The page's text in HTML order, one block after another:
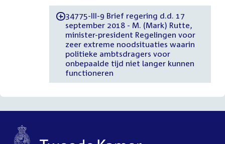
-34775-III-9 Brief regering d.d. 17
september 2018 - M. (Mark) Rutte,
minister-president Regelingen voor
zeer extreme noodsituaties waarin
politieke ambtsdragers voor
onbepaalde tijd niet langer kunnen
functioneren